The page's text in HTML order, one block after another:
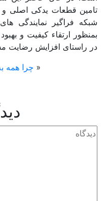
قطعات یدکی اصلی و
فراگیر نمایندگی های
ارتقاء کیفیت و بهبود
راستای افزایش رضایت
چرا همه به